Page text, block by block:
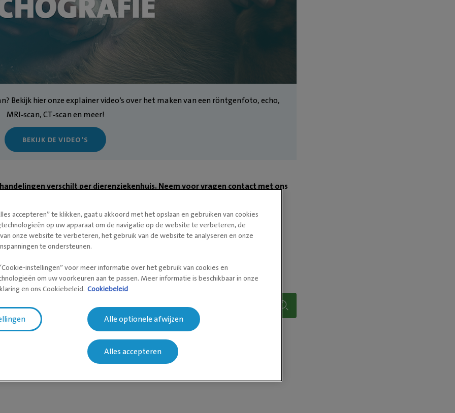
Bekijk hier onze explainer video’s over het maken van een röntgenfoto, echo,
MRI‑scan, CT‑scan en meer!
BEKIJK DE VIDEO'S
verschilt per dierenziekenhuis. Neem voor vragen contact met ons
TERUG NAAR DISCIPLINES
met deze discipline
Een moment geduld
accepteren” te klikken, gaat u akkoord met het opslaan en gebruiken van cookies
op uw apparaat om de navigatie op de website te verbeteren, de
onze website te verbeteren, het gebruik van de website te analyseren en onze
te ondersteunen.
instellingen” voor meer informatie over het gebruik van cookies en
om uw voorkeuren aan te passen. Meer informatie is beschikbaar in onze
en ons Cookiebeleid. Cookiebeleid
Alle optionele afwijzen
Alles accepteren